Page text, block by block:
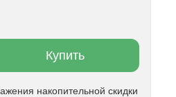
Купить
накопительной скидки